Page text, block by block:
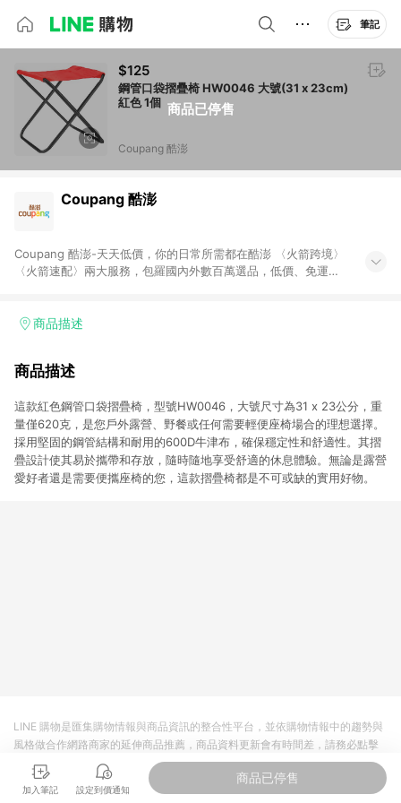
筆記
商品已停售
$125
鋼管口袋摺疊椅 HW0046 大號(31 x 23cm)
紅色 1個
Coupang 酷澎
Coupang 酷澎
Coupang 酷澎-天天低價，你的日常所需都在酷澎 〈火箭跨境〉
〈火箭速配〉兩大服務，包羅國內外數百萬選品，低價、免運，
加入WOW會員告別湊免運，火箭速配、火箭跨境優質選品不限金
商品描述
商品描述
這款紅色鋼管口袋摺疊椅，型號HW0046，大號尺寸為31 x 23公分，重
量僅620克，是您戶外露營、野餐或任何需要輕便座椅場合的理想選擇。
採用堅固的鋼管結構和耐用的600D牛津布，確保穩定性和舒適性。其摺
疊設計使其易於攜帶和存放，隨時隨地享受舒適的休息體驗。無論是露營
愛好者還是需要便攜座椅的您，這款摺疊椅都是不可或缺的實用好物。
加入筆記 設定到價通知
商品已停售
LINE 購物是匯集購物情報與商品資訊的整合性平台，並依購物情報中的趨勢與
風格做合作網路商家的延伸商品推薦，商品資料更新會有時間差，請務必點擊
商品至各合作網路商家，確認現售價與購物條件，一切資訊以合作廠商網頁為
準。